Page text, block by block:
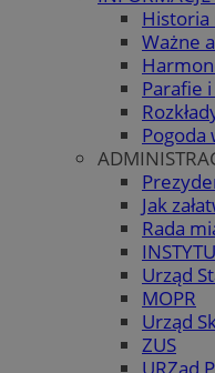
Historia
Ważne
Parafie
Pogoda
Jak
Rada
Urząd
MOPR
Urząd
ZUS